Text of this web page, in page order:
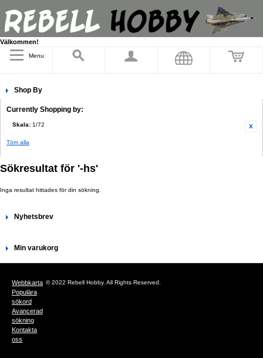
Välkommen!
Menu
Shop By
Currently Shopping by:
Skala: 1/72
Töm alla
Sökresultat för '-hs'
Inga resultat hittades för din sökning.
Nyhetsbrev
Min varukorg
Webbkarta
Populära
sökord
Avancerad
sökning
Kontakta
oss
© 2022 Rebell Hobby. All Rights Reserved.